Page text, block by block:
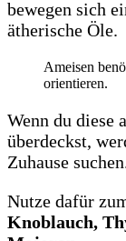
bewegen sich
ätherische Öle.
Ameisen
orientieren.
Wenn du diese
überdeckst,
Zuhause
Nutze dafür
Knoblauch,